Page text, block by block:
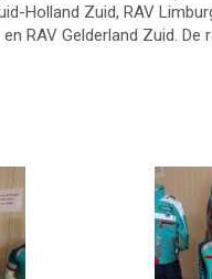
Holland Zuid, RAV
RAV Gelderland Zuid. De